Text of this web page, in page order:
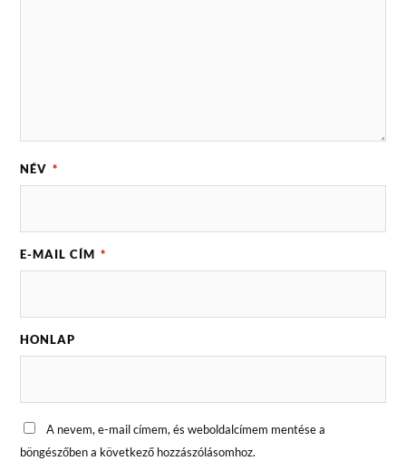
NÉV *
E-MAIL CÍM *
HONLAP
A nevem, e-mail címem, és weboldalcímem mentése a
böngészőben a következő hozzászólásomhoz.